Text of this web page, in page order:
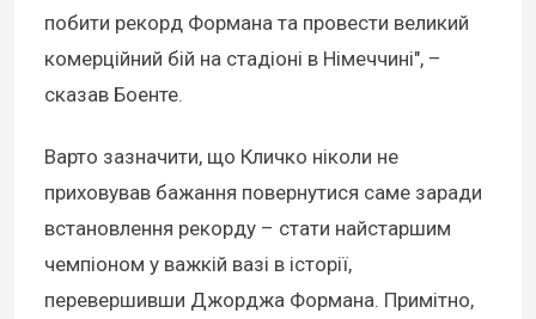
побити рекорд Формана та провести великий
комерційний бій на стадіоні в Німеччині", –
сказав Боенте.
Варто зазначити, що Кличко ніколи не
приховував бажання повернутися саме заради
встановлення рекорду – стати найстаршим
чемпіоном у важкій вазі в історії,
перевершивши Джорджа Формана. Примітно,